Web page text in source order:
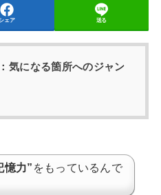
シェア 送る
気になる箇所へのジャン
憶力” をもっているんで